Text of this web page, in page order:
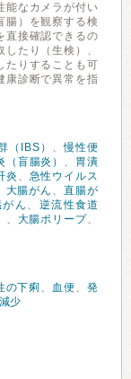
能なカメラが付い
腸）を観察する検
直接確認できるの
たり（生検）、
たりすることも可
康診断で異常を指
（IBS） 、慢性便
（盲腸炎） 、 胃潰
炎 、 急性ウイルス
大腸がん 、直腸が
がん 、 逆流性食道
、 大腸ポリープ、
の下痢 、 血便、発
少